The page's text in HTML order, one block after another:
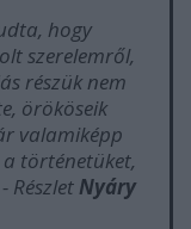
hogy
szerelemről,
részük nem
örököseik
valamiképp
történetüket,
RészletNyáry